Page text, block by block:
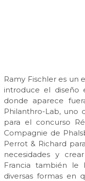
Ramy Fischler es un
introduce el diseño
donde aparece
Philanthro-Lab, uno
para el concurso
Compagnie de
Perrot & Richard
necesidades y
Francia también le
diversas formas en